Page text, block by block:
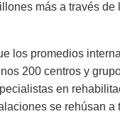
más a través
los promedios
200 centros y
en
se rehúsan a